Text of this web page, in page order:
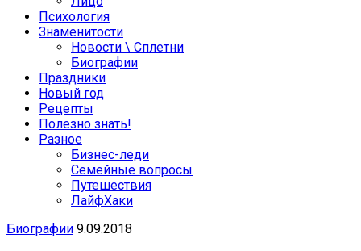
Психология
Знаменитости
Новости \ Сплетни
Биографии
Праздники
Новый год
Рецепты
Полезно знать!
Разное
Бизнес-леди
Семейные вопросы
Путешествия
ЛайфХаки
Биографии 9.09.2018